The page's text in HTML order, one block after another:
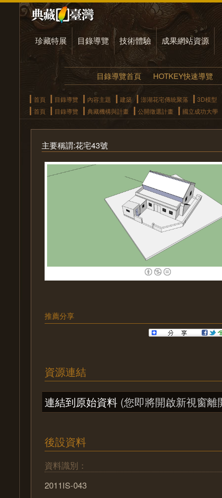
珍藏特展 目錄導覽 技術體驗 成果網站資源
目錄導覽首頁 HOTKEY快速導覽
首頁 目錄導覽 內容主題 建築 澎湖花宅傳統聚落
3D模型
首頁
目錄導覽 典藏機構與計畫 公開徵選計畫 國立成功大學
主要稱謂:花宅43號
推薦分享
資源連結
連結到原始資料 (您即將開啟新視窗離
後設資料
資料識別：
2011IS-043